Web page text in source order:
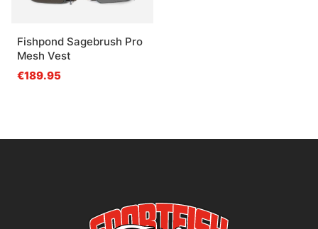
Fishpond Sagebrush Pro
Mesh Vest
€189.95